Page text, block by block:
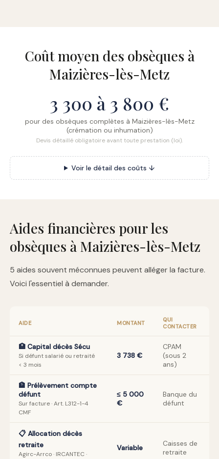
Coût moyen des obsèques à
Maizières-lès-Metz
3 300 à 3 800 €
pour des obsèques complètes à Maizières-lès-Metz
(crémation ou inhumation)
Devis détaillé obligatoire avant toute prestation (loi).
Voir le détail des coûts ↓
Aides financières pour les
obsèques à Maizières-lès-Metz
5 aides souvent méconnues peuvent alléger la facture.
Voici l'essentiel à demander.
AIDE MONTANT
QUI
CONTACTER
🏥 Capital décès Sécu
Si défunt salarié ou retraité
< 3 mois
3 738 €
CPAM
(sous 2
ans)
🏦 Prélèvement compte
défunt
Sur facture · Art. L312-1-4
CMF
≤ 5 000
€
Banque du
défunt
📋 Allocation décès
retraite
Agirc-Arrco · IRCANTEC ·
Variable
Caisses de
retraite